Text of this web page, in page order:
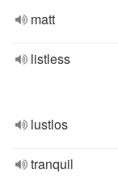
matt
listless
lustlos
tranquil